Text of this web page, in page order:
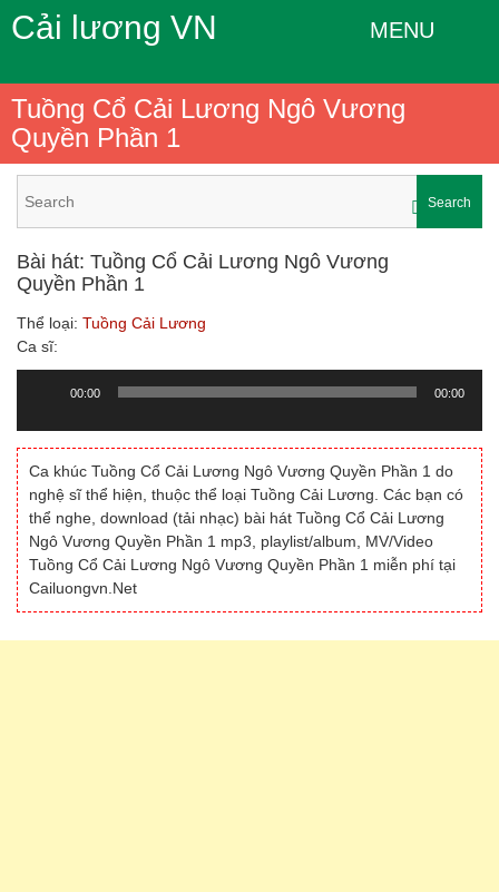
Cải lương VN MENU
Tuồng Cổ Cải Lương Ngô Vương
Quyền Phần 1
Search
Bài hát: Tuồng Cổ Cải Lương Ngô Vương
Quyền Phần 1
Thể loại: Tuồng Cải Lương
Ca sĩ:
00:00 00:00
Ca khúc Tuồng Cổ Cải Lương Ngô Vương Quyền Phần 1 do
nghệ sĩ thể hiện, thuộc thể loại Tuồng Cải Lương. Các bạn có
thể nghe, download (tải nhạc) bài hát Tuồng Cổ Cải Lương
Ngô Vương Quyền Phần 1 mp3, playlist/album, MV/Video
Tuồng Cổ Cải Lương Ngô Vương Quyền Phần 1 miễn phí tại
Cailuongvn.Net